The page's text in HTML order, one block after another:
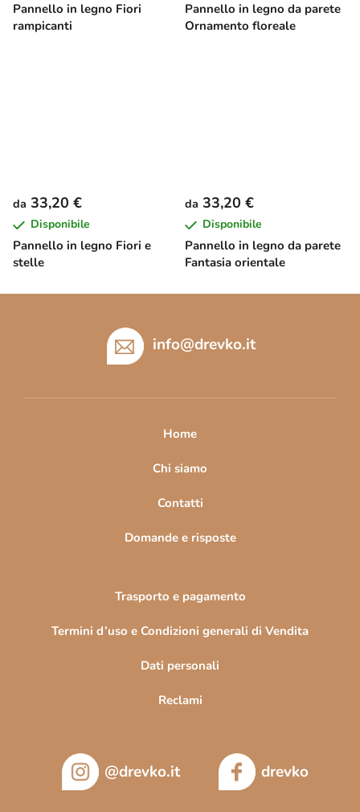
Pannello in legno Fiori
rampicanti
Pannello in legno da parete
Ornamento floreale
Pannello in legno Fiori e
stelle
da 33,20 €
Disponibile
Pannello in legno da parete
Fantasia orientale
da 33,20 €
Disponibile
info@drevko.it
Home
Chi siamo
Contatti
Domande e risposte
Trasporto e pagamento
Termini d’uso e Condizioni generali di Vendita
Dati personali
Reclami
@drevko.it drevko